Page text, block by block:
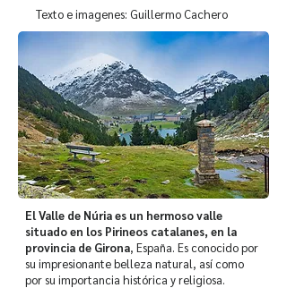
Texto e imagenes: Guillermo Cachero
El Valle de Núria es un hermoso valle
situado en los Pirineos catalanes, en la
provincia de Girona, España. Es conocido por
su impresionante belleza natural, así como
por su importancia histórica y religiosa.